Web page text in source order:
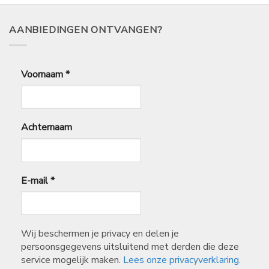
32,99
AANBIEDINGEN ONTVANGEN?
Voornaam*
Achternaam
E-mail*
Wij beschermen je privacy en delen je
persoonsgegevens uitsluitend met derden die deze
service mogelijk maken. Lees onze privacyverklaring.